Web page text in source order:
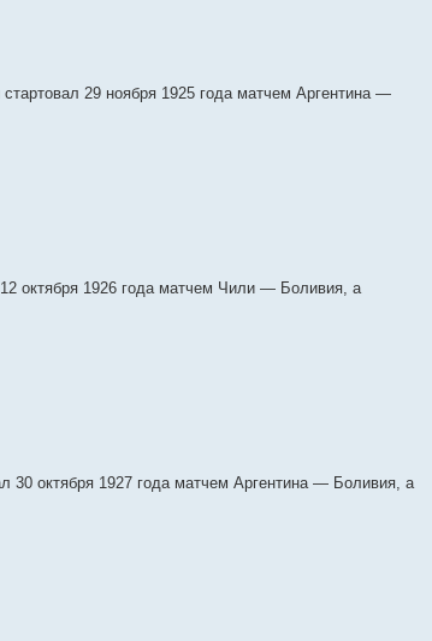
29 ноября 1925 года матчем Аргентина —
октября 1926 года матчем Чили — Боливия, а
октября 1927 года матчем Аргентина — Боливия, а